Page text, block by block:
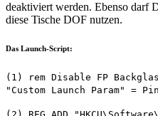
deaktiviert werden. Ebenso darf
diese Tische DOF nutzen.
Das Launch-Script:
(1) rem Disable FP
"Custom Launch Param" =